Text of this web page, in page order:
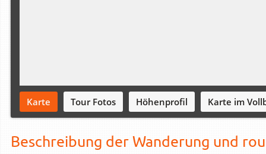
Karte Tour Fotos Höhenprofil Karte im
Beschreibung der Wanderung und